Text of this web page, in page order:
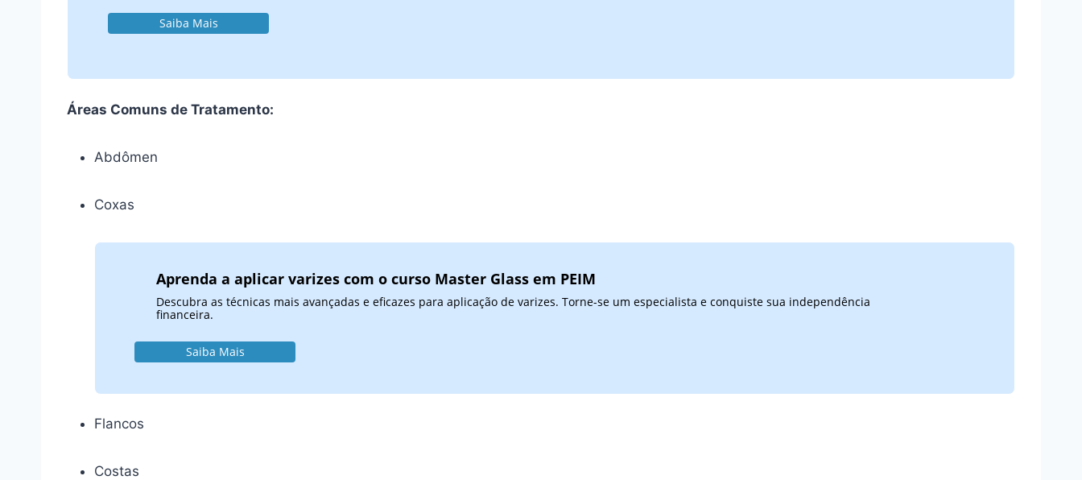
Saiba Mais
Áreas Comuns de Tratamento:
Abdômen
Coxas
Aprenda a aplicar varizes com o curso Master Glass em PEIM
Descubra as técnicas mais avançadas e eficazes para aplicação de varizes. Torne-se um especialista e conquiste sua independência
financeira.
Saiba Mais
Flancos
Costas